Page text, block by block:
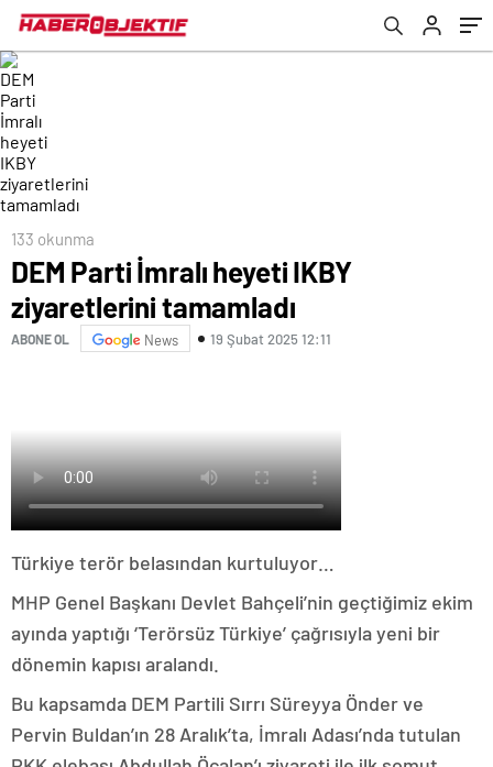
133 okunma
DEM Parti İmralı heyeti IKBY
ziyaretlerini tamamladı
ABONE OL News 19 Şubat 2025 12:11
Türkiye terör belasından kurtuluyor…
MHP Genel Başkanı Devlet Bahçeli’nin geçtiğimiz ekim
ayında yaptığı ‘Terörsüz Türkiye’ çağrısıyla yeni bir
dönemin kapısı aralandı.
Bu kapsamda DEM Partili Sırrı Süreyya Önder ve
Pervin Buldan’ın 28 Aralık’ta, İmralı Adası’nda tutulan